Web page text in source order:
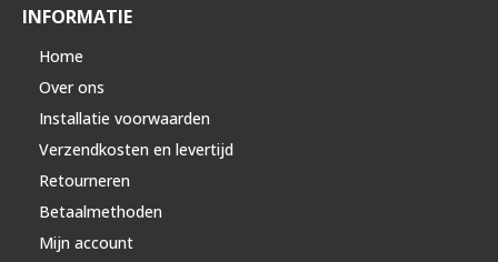
INFORMATIE
Home
Over ons
Installatie voorwaarden
Verzendkosten en levertijd
Retourneren
Betaalmethoden
Mijn account